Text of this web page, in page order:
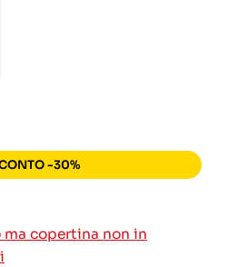
-30%
copertina non in